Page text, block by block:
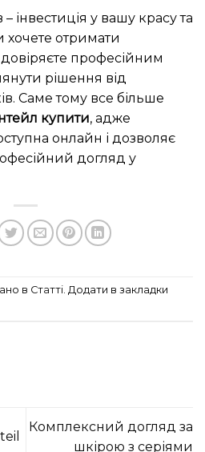
– інвестиція у вашу красу та
хочете отримати
професійним
рішення від
Саме тому все більше
купити, адже
онлайн і дозволяє
догляд у
в Статті . Додати в закладки
Комплексний догляд за
шкірою з серіями